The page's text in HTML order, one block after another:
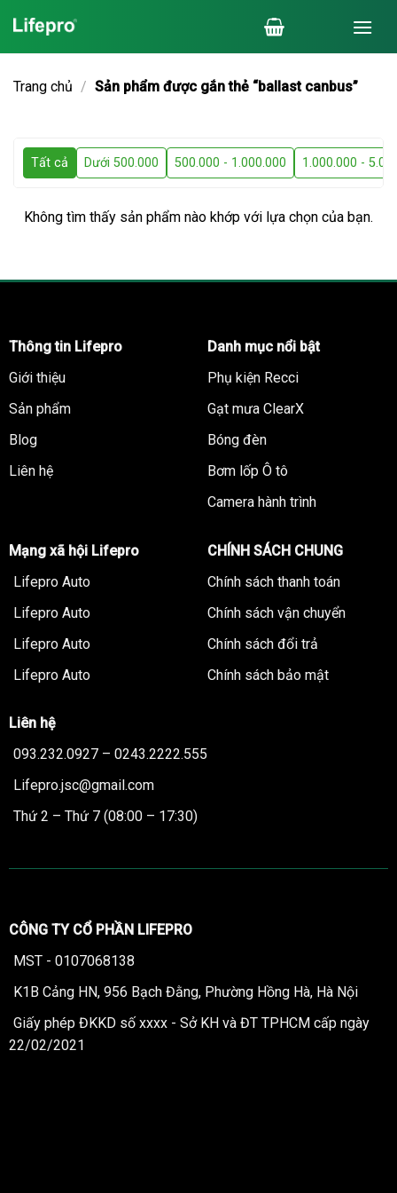
đến
nội
dung
Trang chủ / Sản phẩm được gắn thẻ “ballast canbus”
Tất cả Dưới 500.000 500.000 - 1.000.000 1.000.000 -
Không tìm thấy sản phẩm nào khớp với lựa chọn của bạn.
Thông tin Lifepro
Giới thiệu
Sản phẩm
Blog
Liên hệ
Danh mục nổi bật
Phụ kiện Recci
Gạt mưa ClearX
Bóng đèn
Bơm lốp Ô tô
Camera hành trình
Mạng xã hội Lifepro
Lifepro Auto
Lifepro Auto
Lifepro Auto
Lifepro Auto
CHÍNH SÁCH CHUNG
Chính sách thanh toán
Chính sách vận chuyển
Chính sách đổi trả
Chính sách bảo mật
Liên hệ
093.232.0927 – 0243.2222.555
Lifepro.jsc@gmail.com
Thứ 2 – Thứ 7 (08:00 – 17:30)
CÔNG TY CỔ PHẦN LIFEPRO
MST - 0107068138
K1B Cảng HN, 956 Bạch Đằng, Phường Hồng Hà, Hà Nội
Giấy phép ĐKKD số xxxx - Sở KH và ĐT TPHCM cấp ngày
22/02/2021